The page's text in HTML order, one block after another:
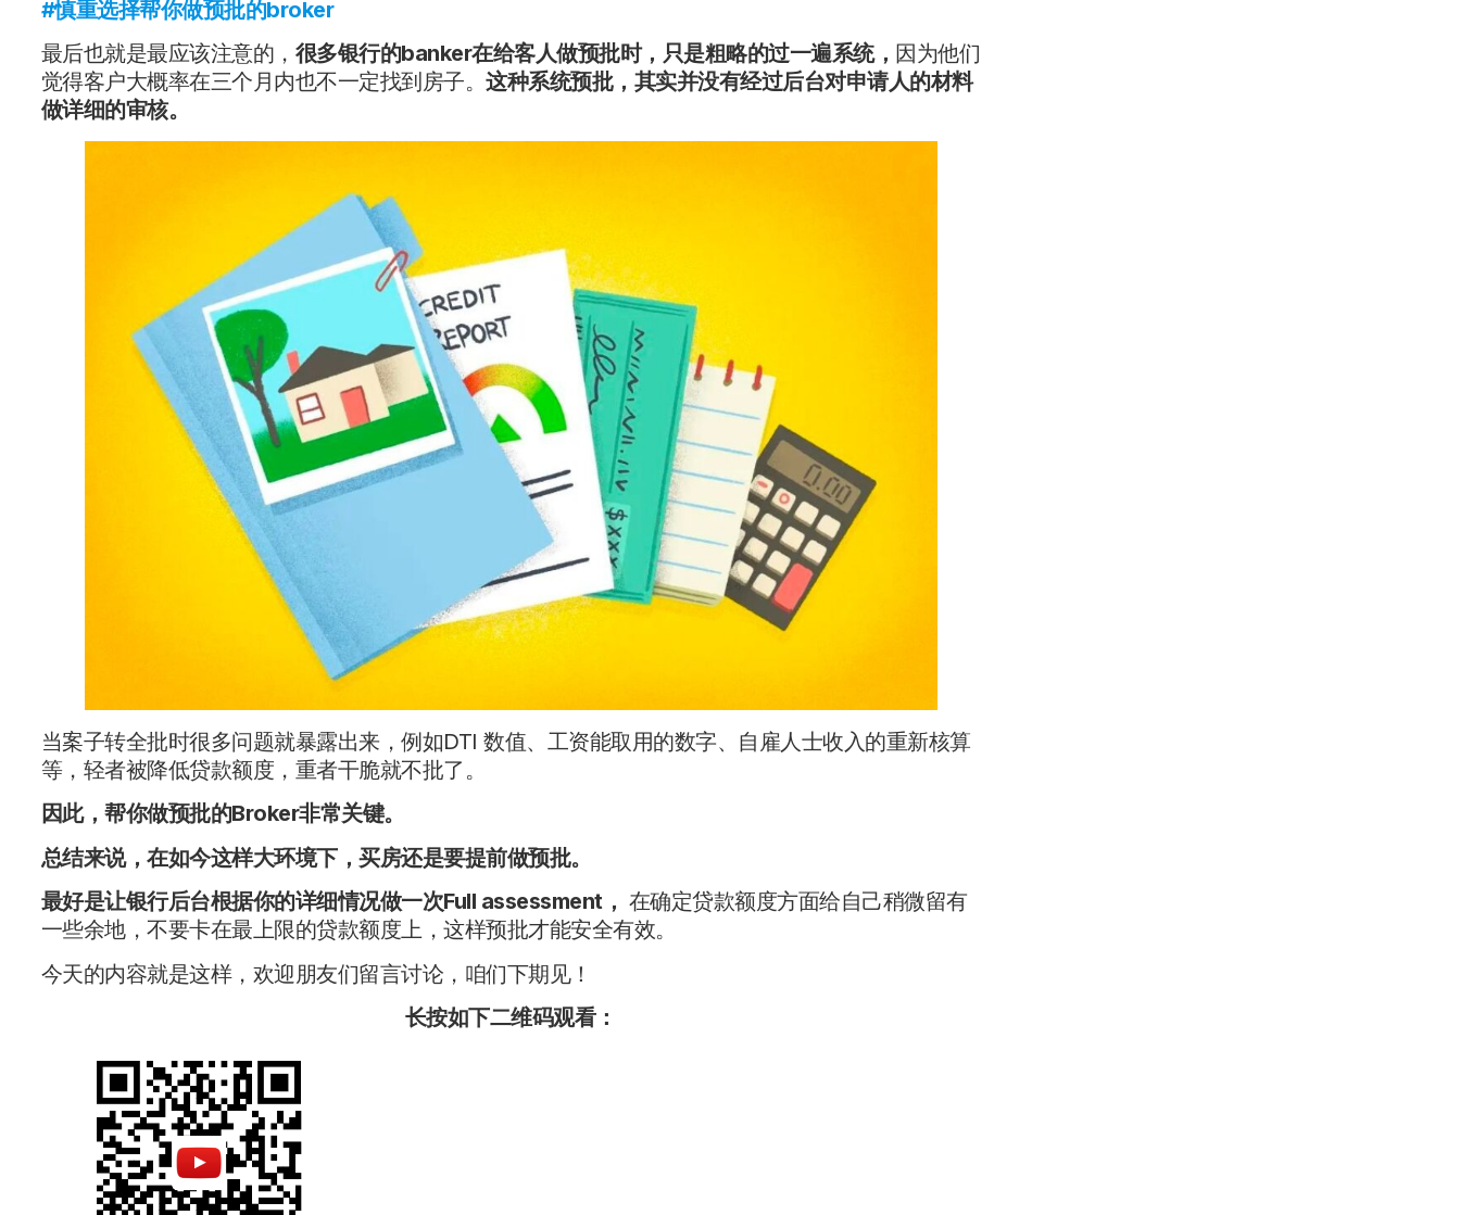
#慎重选择帮你做预批的broker
最后也就是最应该注意的， 很多银行的banker在给客人做预批时，只是粗略的过一遍系统， 因为他们
觉得客户大概率在三个月内也不一定找到房子。这种系统预批，其实并没有经过后台对申请人的材料
做详细的审核。
当案子转全批时很多问题就暴露出来，例如DTI 数值、工资能取用的数字、自雇人士收入的重新核算
等，轻者被降低贷款额度，重者干脆就不批了。
因此，帮你做预批的Broker非常关键。
总结来说，在如今这样大环境下，买房还是要提前做预批。
最好是让银行后台根据你的详细情况做一次Full assessment， 在确定贷款额度方面给自己稍微留有
一些余地，不要卡在最上限的贷款额度上，这样预批才能安全有效。
今天的内容就是这样，欢迎朋友们留言讨论，咱们下期见！
长按如下二维码观看：